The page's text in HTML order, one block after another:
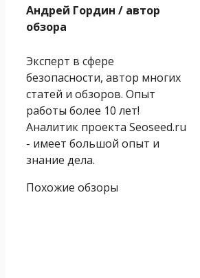
Андрей Гордин / автор
обзора
Эксперт в сфере
безопасности, автор многих
статей и обзоров. Опыт
работы более 10 лет!
Аналитик проекта Seoseed.ru
- имеет большой опыт и
знание дела.
Похожие обзоры